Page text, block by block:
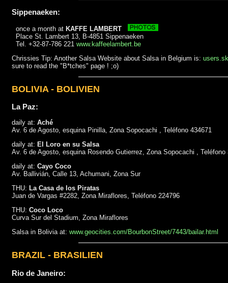
Sippenaeken:
once a month at KAFFE LAMBERT
Place St. Lambert 13, B-4851 Sippenaeken
Tel. +32-87-786 221 www.kaffeelambert.be
Chrissies Tip: Another Salsa Website about Salsa in Belgium is:
sure to read the "B*tches" page ! ;o)
BOLIVIA - BOLIVIEN
La Paz:
daily at: Aché
Av. 6 de Agosto, esquina Pinilla, Zona Sopocachi , Teléfono 434671
daily at: El Loro en su Salsa
Av. 6 de Agosto, esquina Rosendo Gutierrez, Zona Sopocachi , Teléfono
daily at: Cayo Coco
Av. Ballivián, Calle 13, Achumani, Zona Sur
THU: La Casa de los Piratas
Juan de Vargas #2282, Zona Miraflores, Teléfono 224796
THU: Coco Loco
Curva Sur del Stadium, Zona Miraflores
Salsa in Bolivia at: www.geocities.com/BourbonStreet/7443/bailar.html
BRAZIL - BRASILIEN
Rio de Janeiro: